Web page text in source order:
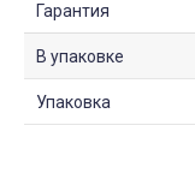
Гарантия
В упаковке
Упаковка